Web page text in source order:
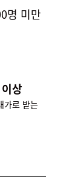
명 미만
상
가로 받는